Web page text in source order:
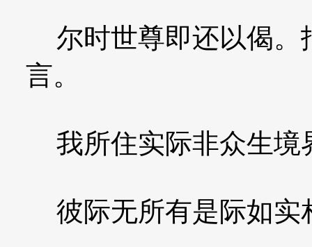
尔时世尊即还以偈。
言。
我所住实际非众生境
彼际无所有是际如实